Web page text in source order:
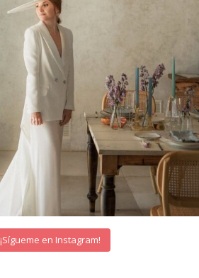
¡Sígueme en Instagram!